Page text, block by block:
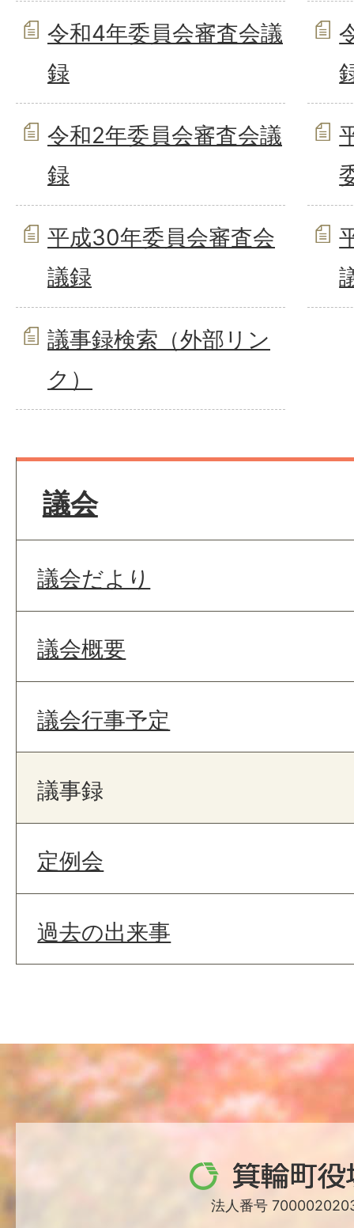
令和4年委員会審査会議
録
令和2年委員会審査会議
録
平成30年委員会審査会
議録
議事録検索（外部リン
ク）
議会
議会だより
議会概要
議会行事予定
議事録
定例会
過去の出来事
箕
輪法人番号